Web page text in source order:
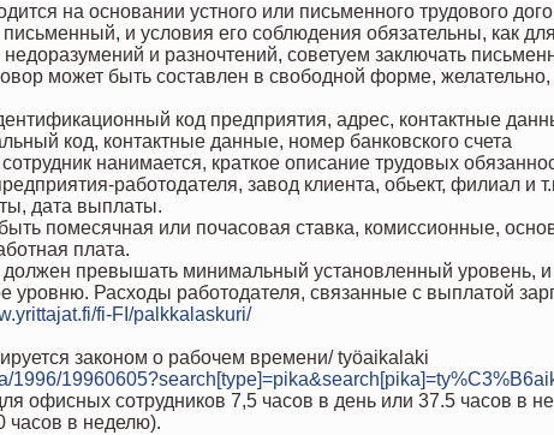
на основании устного или письменного трудового
и условия его соблюдения обязательны, как
и разночтений, советуем заключать
может быть составлен в свободной форме,
код предприятия, адрес, контактные
код, контактные данные, номер банковского счета
нанимается, краткое описание трудовых
работодателя, завод клиента, обьект, филиал и
дата выплаты.
помесячная или почасовая ставка, комиссионные,
плата.
превышать минимальный установленный уровень, и
уровню. Расходы работодателя, связанные с выплатой
fi-FI/palkkalaskuri/
законом о рабочем времени/ työaikalaki
1996/
офисных сотрудников 7,5 часов в день или 37.5 часов в
часов в неделю).